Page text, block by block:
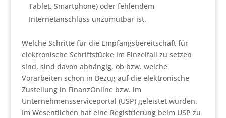
Tablet, Smartphone) oder fehlendem
Internetanschluss unzumutbar ist.
Welche Schritte für die Empfangsbereitschaft für
elektronische Schriftstücke im Einzelfall zu setzen
sind, sind davon abhängig, ob bzw. welche
Vorarbeiten schon in Bezug auf die elektronische
Zustellung in FinanzOnline bzw. im
Unternehmensserviceportal (USP) geleistet wurden.
Im Wesentlichen hat eine Registrierung beim USP zu